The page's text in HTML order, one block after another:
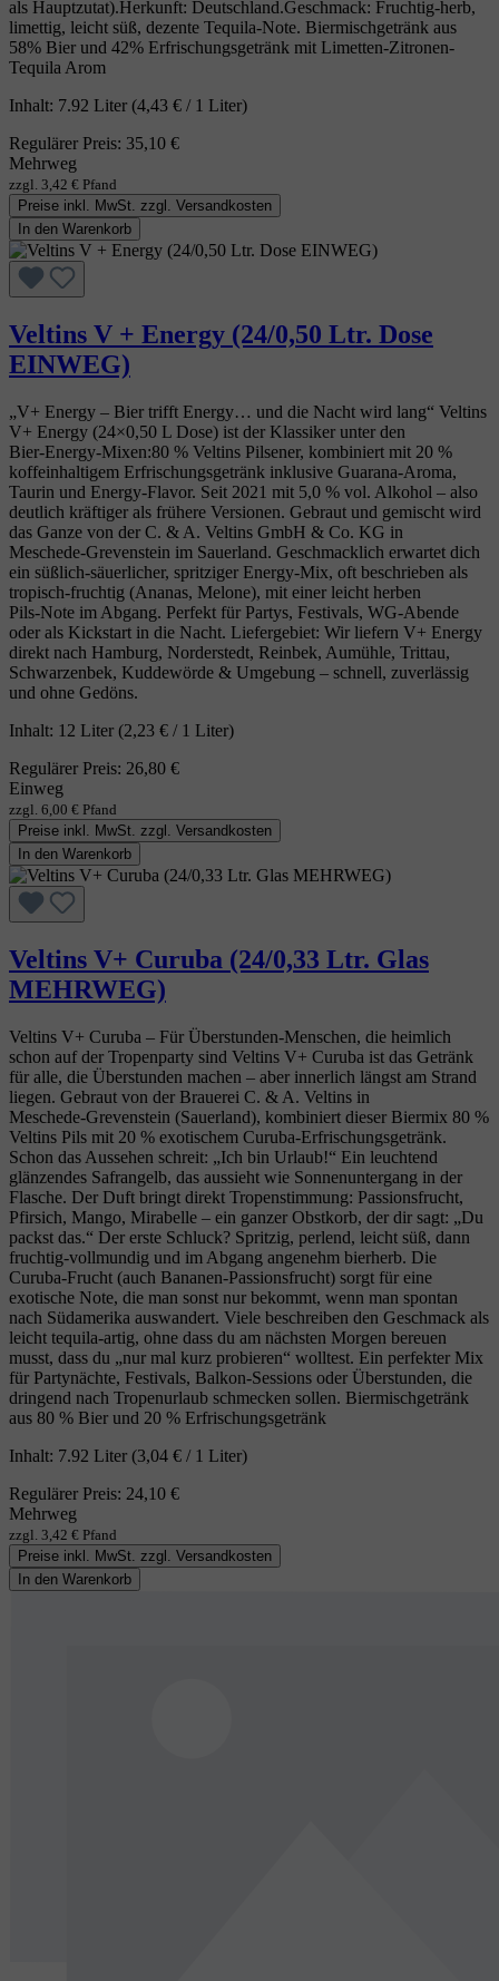
als Hauptzutat).Herkunft: Deutschland.Geschmack: Fruchtig‑herb,
limettig, leicht süß, dezente Tequila‑Note. Biermischgetränk aus
58% Bier und 42% Erfrischungsgetränk mit Limetten-Zitronen-
Tequila Arom
Inhalt: 7.92 Liter (4,43 € / 1 Liter)
Regulärer Preis: 35,10 €
Mehrweg
zzgl. 3,42 € Pfand
Preise inkl. MwSt. zzgl. Versandkosten
In den Warenkorb
Veltins V + Energy (24/0,50 Ltr. Dose
EINWEG)
„V+ Energy – Bier trifft Energy… und die Nacht wird lang“ Veltins
V+ Energy (24×0,50 L Dose) ist der Klassiker unter den
Bier‑Energy‑Mixen:80 % Veltins Pilsener, kombiniert mit 20 %
koffeinhaltigem Erfrischungsgetränk inklusive Guarana‑Aroma,
Taurin und Energy‑Flavor. Seit 2021 mit 5,0 % vol. Alkohol – also
deutlich kräftiger als frühere Versionen. Gebraut und gemischt wird
das Ganze von der C. & A. Veltins GmbH & Co. KG in
Meschede‑Grevenstein im Sauerland. Geschmacklich erwartet dich
ein süßlich‑säuerlicher, spritziger Energy‑Mix, oft beschrieben als
tropisch‑fruchtig (Ananas, Melone), mit einer leicht herben
Pils‑Note im Abgang. Perfekt für Partys, Festivals, WG‑Abende
oder als Kickstart in die Nacht. Liefergebiet: Wir liefern V+ Energy
direkt nach Hamburg, Norderstedt, Reinbek, Aumühle, Trittau,
Schwarzenbek, Kuddewörde & Umgebung – schnell, zuverlässig
und ohne Gedöns.
Inhalt: 12 Liter (2,23 € / 1 Liter)
Regulärer Preis: 26,80 €
Einweg
zzgl. 6,00 € Pfand
Preise inkl. MwSt. zzgl. Versandkosten
In den Warenkorb
Veltins V+ Curuba (24/0,33 Ltr. Glas
MEHRWEG)
Veltins V+ Curuba – Für Überstunden‑Menschen, die heimlich
schon auf der Tropenparty sind Veltins V+ Curuba ist das Getränk
für alle, die Überstunden machen – aber innerlich längst am Strand
liegen. Gebraut von der Brauerei C. & A. Veltins in
Meschede‑Grevenstein (Sauerland), kombiniert dieser Biermix 80 %
Veltins Pils mit 20 % exotischem Curuba‑Erfrischungsgetränk.
Schon das Aussehen schreit: „Ich bin Urlaub!“ Ein leuchtend
glänzendes Safrangelb, das aussieht wie Sonnenuntergang in der
Flasche. Der Duft bringt direkt Tropenstimmung: Passionsfrucht,
Pfirsich, Mango, Mirabelle – ein ganzer Obstkorb, der dir sagt: „Du
packst das.“ Der erste Schluck? Spritzig, perlend, leicht süß, dann
fruchtig‑vollmundig und im Abgang angenehm bierherb. Die
Curuba‑Frucht (auch Bananen‑Passionsfrucht) sorgt für eine
exotische Note, die man sonst nur bekommt, wenn man spontan
nach Südamerika auswandert. Viele beschreiben den Geschmack als
leicht tequila‑artig, ohne dass du am nächsten Morgen bereuen
musst, dass du „nur mal kurz probieren“ wolltest. Ein perfekter Mix
für Partynächte, Festivals, Balkon‑Sessions oder Überstunden, die
dringend nach Tropenurlaub schmecken sollen. Biermischgetränk
aus 80 % Bier und 20 % Erfrischungsgetränk
Inhalt: 7.92 Liter (3,04 € / 1 Liter)
Regulärer Preis: 24,10 €
Mehrweg
zzgl. 3,42 € Pfand
Preise inkl. MwSt. zzgl. Versandkosten
In den Warenkorb